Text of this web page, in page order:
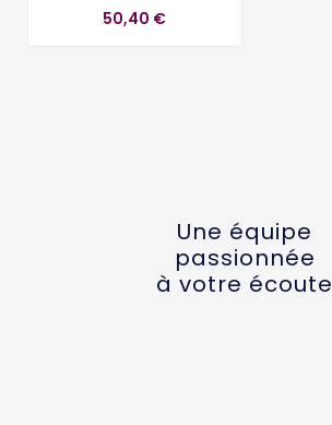
50,40 €
Une équipe
passionnée
à votre écoute